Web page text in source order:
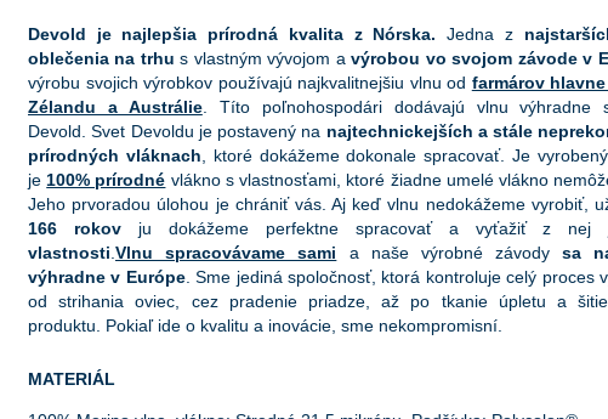
Devold je najlepšia prírodná kvalita z Nórska.Jedna z
oblečenia na trhus vlastným vývojom avýrobou vo svojom závode v
výrobu svojich výrobkov používajú najkvalitnejšiu vlnu od farmárov
Zélandu a Austrálie. Títo poľnohospodári dodávajú vlnu výhradne
Devold. Svet Devoldu je postavený na najtechnickejších a stále
prírodných vláknach , ktoré dokážeme dokonale spracovať. Je
je 100% prírodné vlákno s vlastnosťami, ktoré žiadne umelé vlákno
Jeho prvoradou úlohou je chrániť vás. Aj keď vlnu nedokážeme vyrobiť,
166 rokovju dokážeme perfektne spracovať a vyťažiť z nej
vlastnosti Vlnu spracovávame sami a naše výrobné závodysa
výhradne v Európe. Sme jediná spoločnosť, ktorá kontroluje celý proces
od strihania oviec, cez pradenie priadze, až po tkanie úpletu a
produktu. Pokiaľ ide o kvalitu a inovácie, sme nekompromisní.
MATERIÁL